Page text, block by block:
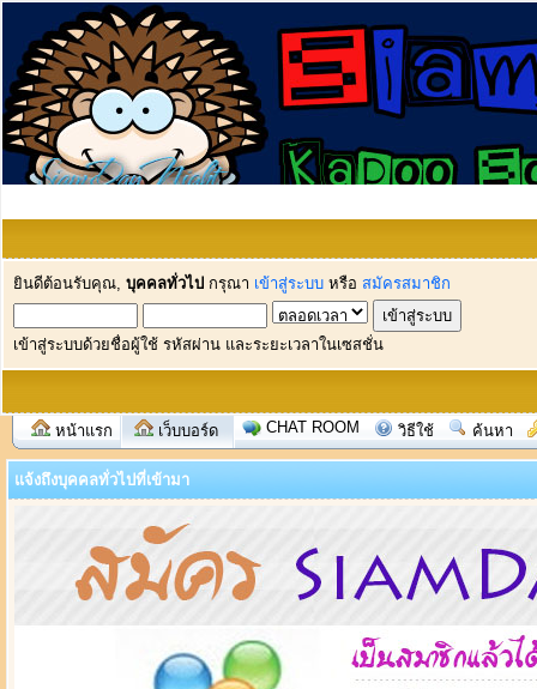
ยินดีต้อนรับคุณ, บุคคลทั่วไป กรุณา เข้าสู่ระบบ หรือ สมัครสมาชิก
เข้าสู่ระบบด้วยชื่อผู้ใช้ รหัสผ่าน และระยะเวลาในเซสชั่น
หน้าแรก เว็บบอร์ด CHAT ROOM วิธีใช้ ค้นหา
แจ้งถึงบุคคลทั่วไปที่เข้ามา